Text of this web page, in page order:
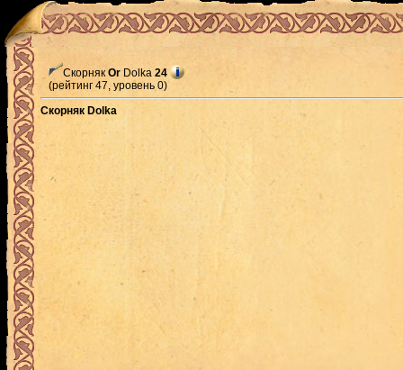
СкорнякOr Dolka 24
(рейтинг 47, уровень 0)
Скорняк Dolka